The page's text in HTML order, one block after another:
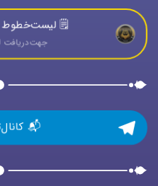
🗒️ لیست‌خطوط آماده‌واگذاری 🗒️
جهت‌دريافت 🖱️كليک‌نماييد🖱️
📬 کانال‌تلگرام 📬